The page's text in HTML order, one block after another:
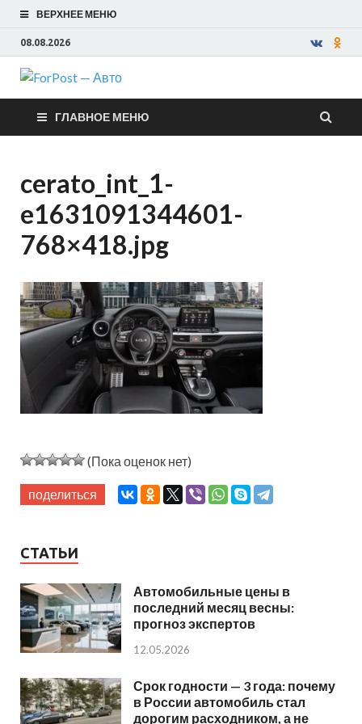
ВЕРХНЕЕ МЕНЮ
08.08.2026
ForPost —
Авто
ГЛАВНОЕ МЕНЮ
cerato_int_1-
e1631091344601-
768×418.jpg
(Пока оценок нет)
поделиться
СТАТЬИ
Автомобильные цены в
последний месяц весны:
прогноз экспертов
12.05.2026
Срок годности — 3 года: почему
в России автомобиль стал
дорогим расходником, а не